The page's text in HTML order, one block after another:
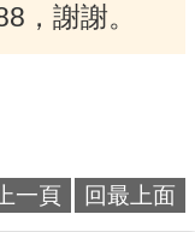
，謝謝。
一頁 回最上面